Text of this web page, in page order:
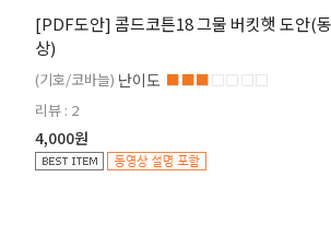
[PDF도안] 콤드코튼18 그물 버킷햇 도안(
상)
(기호/코바늘) 난이도 ■■■□□□□
리뷰 : 2
4,000원